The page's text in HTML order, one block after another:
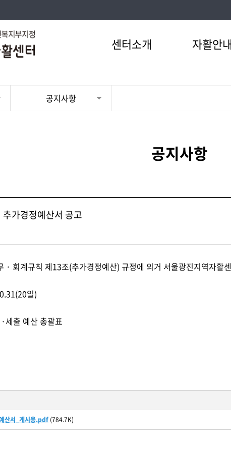
센터소개 자활안내
공지사항
공지사항
가경정예산서 공고
· 회계규칙 제13조(추가경정예산) 규정에 의거 서울광진지역자
일)
세출 예산 총괄표
산서_게시용.pdf (784.7K)